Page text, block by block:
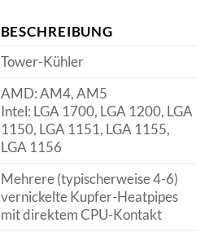
BESCHREIBUNG
Tower-Kühler
AMD: AM4, AM5
Intel: LGA 1700, LGA 1200, LGA
1150, LGA 1151, LGA 1155,
LGA 1156
Mehrere (typischerweise 4-6)
vernickelte Kupfer-Heatpipes
mit direktem CPU-Kontakt